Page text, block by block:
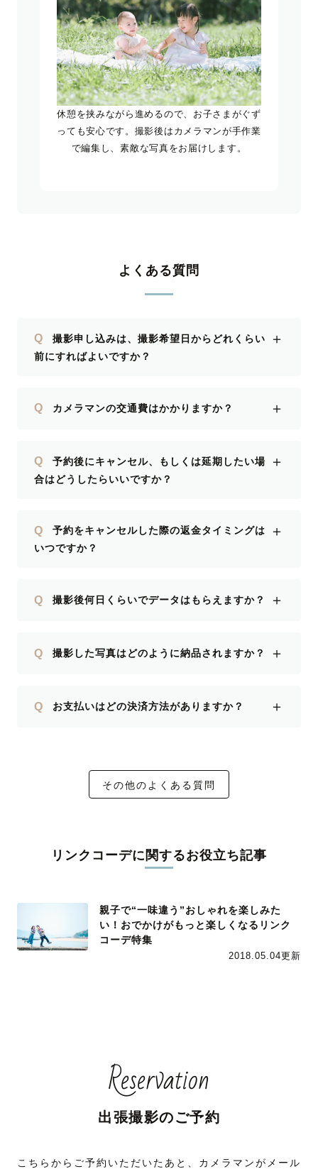
休憩を挟みながら進めるので、お子さまがぐず
っても安心です。撮影後はカメラマンが手作業
で編集し、素敵な写真をお届けします。
よくある質問
Q
撮影申し込みは、撮影希望日からどれくらい
前にすればよいですか？
＋
Q カメラマンの交通費はかかりますか？ ＋
Q
予約後にキャンセル、もしくは延期したい場
合はどうしたらいいですか？
＋
Q
予約をキャンセルした際の返金タイミングは
いつですか？
＋
Q 撮影後何日くらいでデータはもらえますか？ ＋
Q 撮影した写真はどのように納品されますか？ ＋
Q お支払いはどの決済方法がありますか？ ＋
その他のよくある質問
リンクコーデに関するお役立ち記事
親子で“一味違う”おしゃれを楽しみた
い！おでかけがもっと楽しくなるリンク
コーデ特集
2018.05.04更新
Reservation
出張撮影のご予約
こちらからご予約いただいたあと、カメラマンがメール